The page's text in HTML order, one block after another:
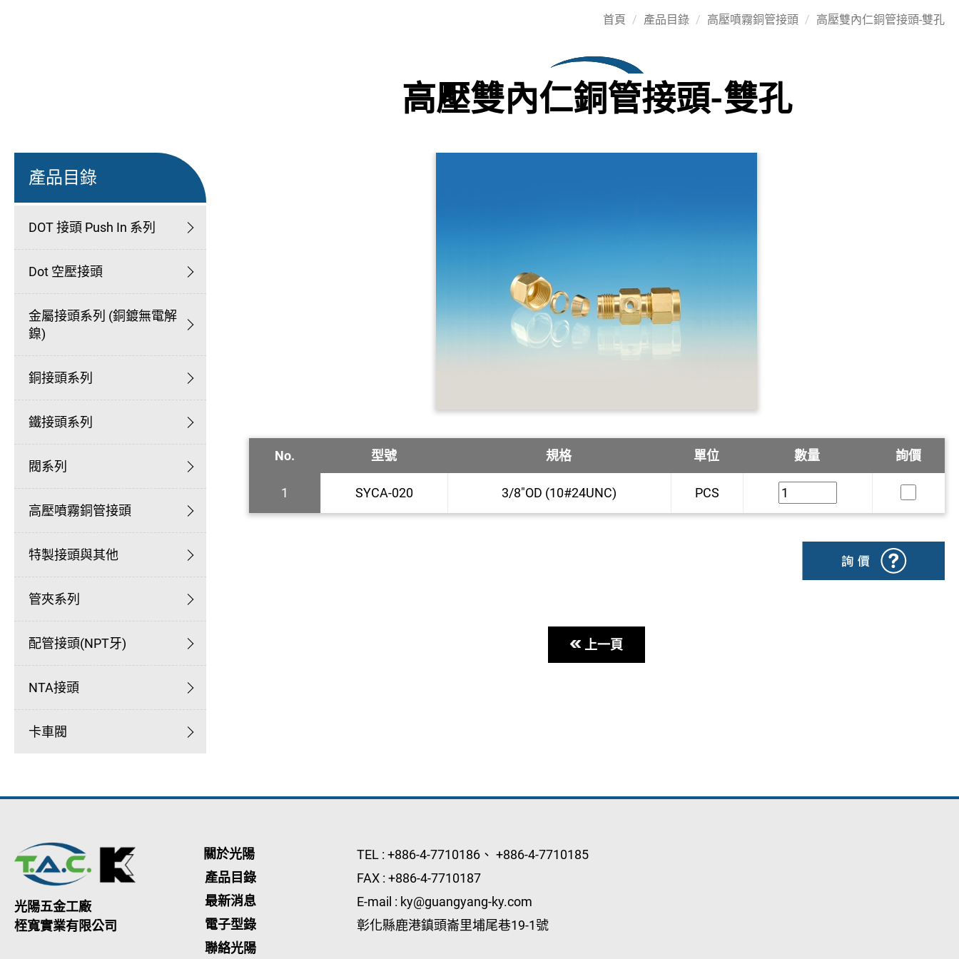
產品目錄
DOT 接頭 Push In 系列
Dot 空壓接頭
金屬接頭系列 (銅鍍無電解
鎳)
銅接頭系列
鐵接頭系列
閥系列
高壓噴霧銅管接頭
特製接頭與其他
管夾系列
配管接頭(NPT牙)
NTA接頭
卡車閥
首頁 產品目錄 高壓噴霧銅管接頭 高壓雙內仁銅管接頭-雙孔
高壓雙內仁銅管接頭-雙孔
No. 型號 規格 單位 數量 詢價
1 SYCA-020 3/8"OD (10#24UNC) PCS
上一頁
光陽五金工廠
桎寬實業有限公司
關於光陽
產品目錄
最新消息
電子型錄
聯絡光陽
TEL : +886-4-7710186、 +886-4-7710185
FAX : +886-4-7710187
E-mail : ky@guangyang-ky.com
彰化縣鹿港鎮頭崙里埔尾巷19-1號